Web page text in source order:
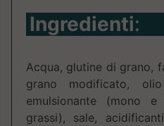
Ingredienti:
Acqua, glutine di grano,
grano modificato,
emulsionante (mono
grassi), sale,